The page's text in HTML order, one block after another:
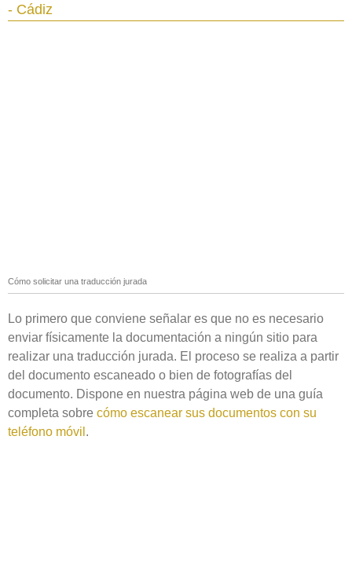
- Cádiz
Cómo solicitar una traducción jurada
Lo primero que conviene señalar es que no es necesario
enviar físicamente la documentación a ningún sitio para
realizar una traducción jurada. El proceso se realiza a partir
del documento escaneado o bien de fotografías del
documento. Dispone en nuestra página web de una guía
completa sobre cómo escanear sus documentos con su
teléfono móvil .